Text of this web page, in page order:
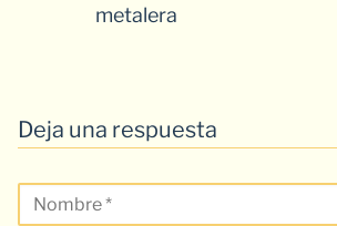
metalera
Deja una respuesta